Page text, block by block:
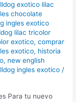
exotico lilac
chocolate
ingles exotico
lilac tricolor
exotico,comprar
exotico, historia
, new english
ingles exotico /
Para tu nuevo